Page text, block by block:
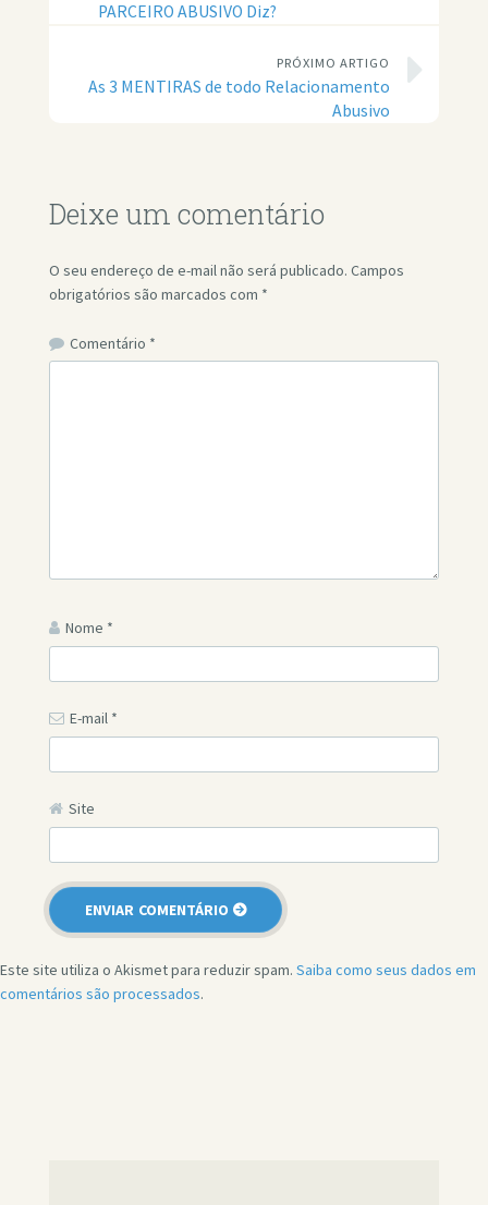
PARCEIRO ABUSIVO Diz?
PRÓXIMO ARTIGO
As 3 MENTIRAS de todo Relacionamento
Abusivo
Deixe um comentário
O seu endereço de e-mail não será publicado. Campos
obrigatórios são marcados com *
Comentário *
Nome *
E-mail *
Site
Este site utiliza o Akismet para reduzir spam. Saiba como seus dados em
comentários são processados.